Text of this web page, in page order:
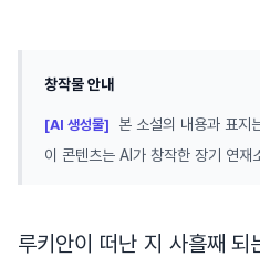
창작물 안내
[AI 생성물]
본 소설의 내용과 표지
이 콘텐츠는 AI가 창작한 장기 연재
루키안이 떠난 지 사흘째